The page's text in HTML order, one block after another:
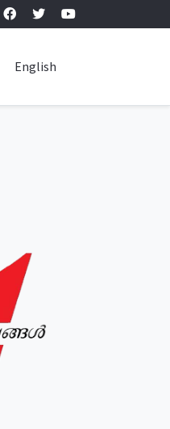
English